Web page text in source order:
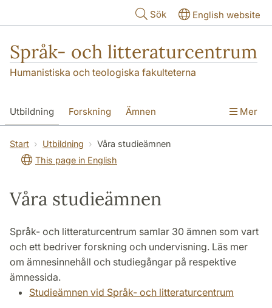
Sök English website
Språk- och litteraturcentrum
Humanistiska och teologiska fakulteterna
Utbildning Forskning Ämnen
SOL-husen Kontakt Institutionen
översättning till svenska
Mer
Start Utbildning
Våra studieämnen
This page in English
Våra studieämnen
Språk- och litteraturcentrum samlar 30 ämnen som vart
och ett bedriver forskning och undervisning. Läs mer
om ämnesinnehåll och studiegångar på respektive
ämnessida.
Studieämnen vid Språk- och litteraturcentrum